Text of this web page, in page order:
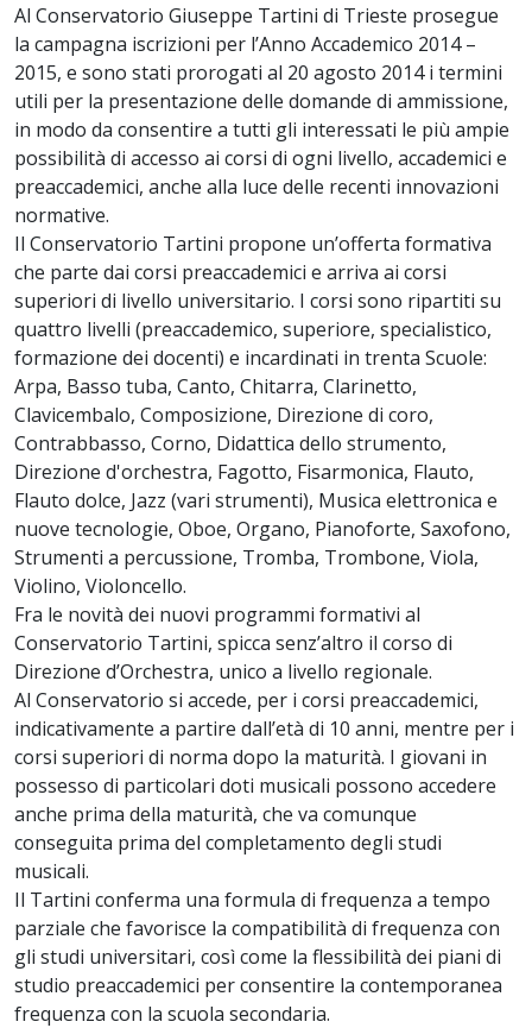
Al Conservatorio Giuseppe Tartini di Trieste prosegue
la campagna iscrizioni per l’Anno Accademico 2014 –
2015, e sono stati prorogati al 20 agosto 2014 i termini
utili per la presentazione delle domande di ammissione,
in modo da consentire a tutti gli interessati le più ampie
possibilità di accesso ai corsi di ogni livello, accademici e
preaccademici, anche alla luce delle recenti innovazioni
normative.
Il Conservatorio Tartini propone un’offerta formativa
che parte dai corsi preaccademici e arriva ai corsi
superiori di livello universitario. I corsi sono ripartiti su
quattro livelli (preaccademico, superiore, specialistico,
formazione dei docenti) e incardinati in trenta Scuole:
Arpa, Basso tuba, Canto, Chitarra, Clarinetto,
Clavicembalo, Composizione, Direzione di coro,
Contrabbasso, Corno, Didattica dello strumento,
Direzione d'orchestra, Fagotto, Fisarmonica, Flauto,
Flauto dolce, Jazz (vari strumenti), Musica elettronica e
nuove tecnologie, Oboe, Organo, Pianoforte, Saxofono,
Strumenti a percussione, Tromba, Trombone, Viola,
Violino, Violoncello.
Fra le novità dei nuovi programmi formativi al
Conservatorio Tartini, spicca senz’altro il corso di
Direzione d’Orchestra, unico a livello regionale.
Al Conservatorio si accede, per i corsi preaccademici,
indicativamente a partire dall’età di 10 anni, mentre per i
corsi superiori di norma dopo la maturità. I giovani in
possesso di particolari doti musicali possono accedere
anche prima della maturità, che va comunque
conseguita prima del completamento degli studi
musicali.
Il Tartini conferma una formula di frequenza a tempo
parziale che favorisce la compatibilità di frequenza con
gli studi universitari, così come la flessibilità dei piani di
studio preaccademici per consentire la contemporanea
frequenza con la scuola secondaria.